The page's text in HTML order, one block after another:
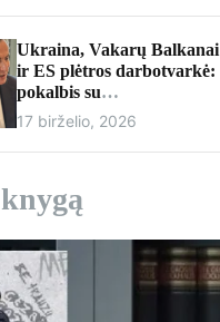
Ukraina, Vakarų Balkanai
ir ES plėtros darbotvarkė:
pokalbis su
europarlamentaru Davidu
McAllisteriu
17 birželio, 2026
knygą